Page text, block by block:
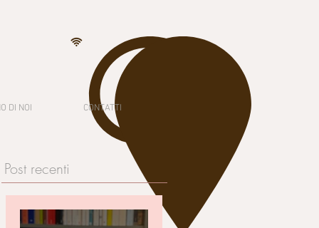
DI NOI CONTATTI
Post recenti